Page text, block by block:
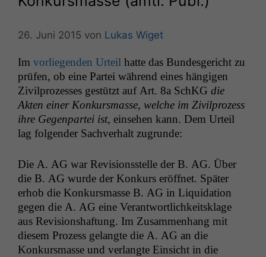
26. Juni 2015 von Lukas Wiget
Im vor­liegen­den Urteil hat­te das Bun­des­gericht zu
prüfen, ob eine Partei während eines hängi­gen
Zivil­prozess­es gestützt auf Art. 8a SchKG die
Akten ein­er Konkurs­masse, welche im Zivil­prozess
ihre Gegen­partei ist, ein­se­hen kann. Dem Urteil
lag fol­gen­der Sachver­halt zugrunde:
Die A. AG war Revi­sion­sstelle der B. AG. Über
die B. AG wurde der Konkurs eröffnet. Später
erhob die Konkurs­masse B. AG in Liq­ui­da­tion
gegen die A. AG eine Ver­ant­wortlichkeit­sklage
aus Revi­sion­shaf­tung. Im Zusam­men­hang mit
diesem Prozess gelangte die A. AG an die
Konkurs­masse und ver­langte Ein­sicht in die